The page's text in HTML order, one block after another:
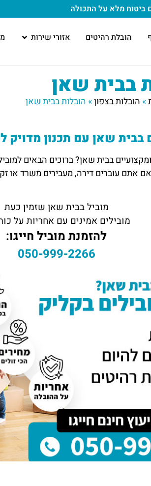
ביטוח מלא על התכולה
הובלת רהיטים אזורי שירות
בבית שאן
» הובלות בצפון» הובלות בבית שאן
בבית שאן עם תכנון מדויק
בבית שאן? ברוכים הבאים
אתם עוברים דירה, מעבירים משרד או
מוביל בבית שאן שזמין כעת
מובילים אמינים עם אחריות על
להזמנת מוביל חייגו:
050-999-2266